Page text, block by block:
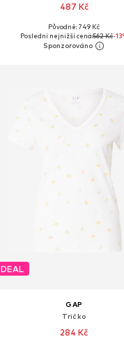
487 Kč
Dostupné velikosti: XS, S, M, L,
Přidat do košíku
Původně: 749 Kč
Poslední nejnižší cena:562 Kč-
DEAL
GAP
Tričko
284 Kč